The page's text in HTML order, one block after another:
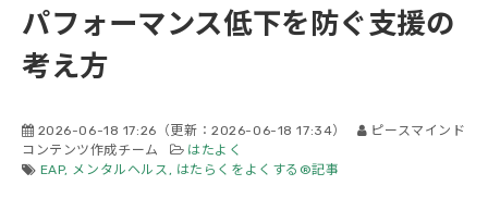
パフォーマンス低下を防ぐ支援の
考え方
2026-06-18 17:26 （更新：2026-06-18 17:34）
ピースマインド
コンテンツ作成チーム
はたよく
EAP
メンタルヘルス はたらくをよくする®記事